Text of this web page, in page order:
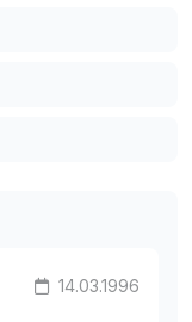
14.03.1996